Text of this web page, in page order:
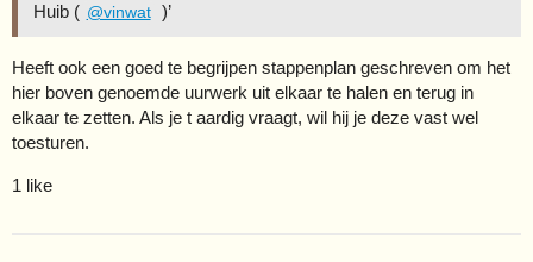
Huib ( @vinwat )’
Heeft ook een goed te begrijpen stappenplan geschreven om het
hier boven genoemde uurwerk uit elkaar te halen en terug in
elkaar te zetten. Als je t aardig vraagt, wil hij je deze vast wel
toesturen.
1 like